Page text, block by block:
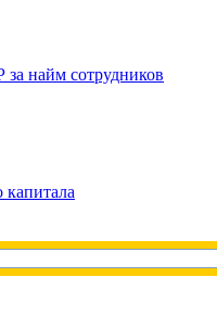
найм сотрудников